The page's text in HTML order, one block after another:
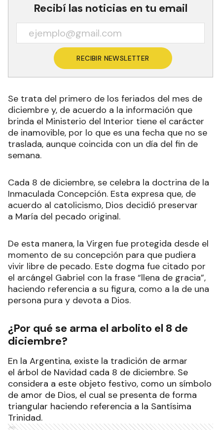
Recibí las noticias en tu email
RECIBIR NEWSLETTER
Se trata del primero de los feriados del mes de
diciembre y, de acuerdo a la información que
brinda el Ministerio del Interior tiene el carácter
de inamovible, por lo que es una fecha que no se
traslada, aunque coincida con un día del fin de
semana.
Cada 8 de diciembre, se celebra la doctrina de la
Inmaculada Concepción. Esta expresa que, de
acuerdo al catolicismo, Dios decidió preservar
a María del pecado original.
De esta manera, la Virgen fue protegida desde el
momento de su concepción para que pudiera
vivir libre de pecado. Este dogma fue citado por
el arcángel Gabriel con la frase “llena de gracia”,
haciendo referencia a su figura, como a la de una
persona pura y devota a Dios.
¿Por qué se arma el arbolito el 8 de
diciembre?
En la Argentina, existe la tradición de armar
el árbol de Navidad cada 8 de diciembre. Se
considera a este objeto festivo, como un símbolo
de amor de Dios, el cual se presenta de forma
triangular haciendo referencia a la Santísima
Trinidad.
Ads